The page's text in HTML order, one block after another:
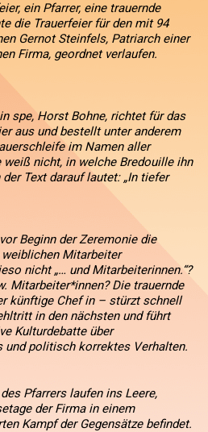
ein Pfarrer, eine trauernde
die Trauerfeier für den mit 94
Gernot Steinfels, Patriarch einer
Firma, geordnet verlaufen.
spe, Horst Bohne, richtet für das
aus und bestellt unter anderem
im Namen aller
nicht, in welche Bredouille ihn
Text darauf lautet: „In tiefer
Beginn der Zeremonie die
Mitarbeiter
nicht „… und Mitarbeiterinnen.“?
Mitarbeiter*innen? Die trauernde
künftige Chef in – stürzt schnell
in den nächsten und führt
Kulturdebatte über
und politisch korrektes Verhalten.
Pfarrers laufen ins Leere,
der Firma in einem
Kampf der Gegensätze befindet.